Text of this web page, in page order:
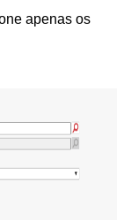
apenas os